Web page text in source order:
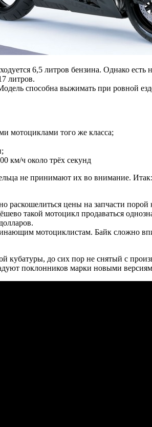
6,5 литров бензина. Однако
литров.
способна выжимать при ровной
мотоциклами того же класса;
км/ч около трёх секунд
не принимают их во внимание. Итак:
раскошелиться цены на запчасти порой
такой мотоцикл продаваться
мотоциклистам. Байк сложно
до сих пор не снятый с
поклонников марки новыми